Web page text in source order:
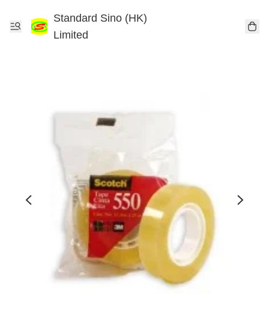
Standard Sino (HK)
Limited